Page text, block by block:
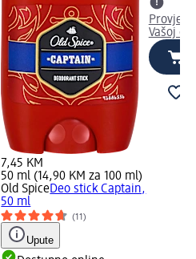
7,45 KM
50 ml (14,90 KM za 100 ml)
Old SpiceDeo stick Captain,
50 ml
(11)
Upute
Vašoj